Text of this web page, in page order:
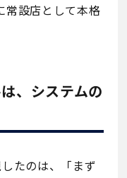
常設店として本格
、システムの
たのは、「まず